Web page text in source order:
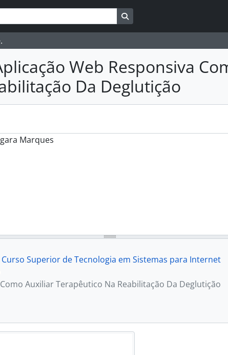
Busque na página de
Web Responsiva
Da Deglutição
Marques
Curso Superior de Tecnologia em Sistemas para Internet
Auxiliar Terapêutico Na Reabilitação Da Deglutição